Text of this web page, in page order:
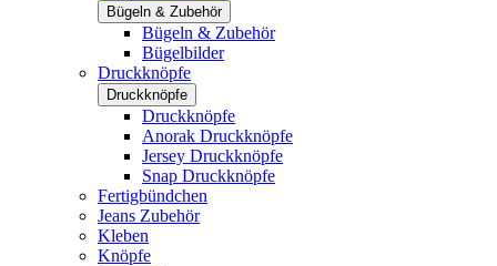
Bügeln & Zubehör
Bügeln & Zubehör
Bügelbilder
Druckknöpfe
Druckknöpfe
Druckknöpfe
Anorak Druckknöpfe
Jersey Druckknöpfe
Snap Druckknöpfe
Fertigbündchen
Jeans Zubehör
Kleben
Knöpfe